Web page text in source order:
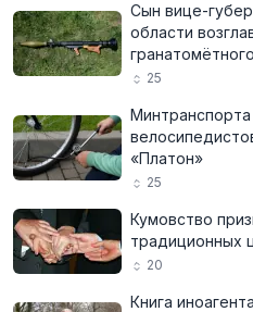
Сын вице-
области
25
«Платон»
25
Кумовство
традиционных
20
Книга